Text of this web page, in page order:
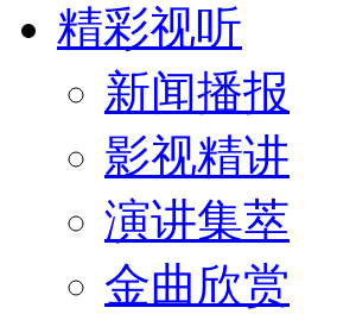
精彩视听
新闻播报
影视精讲
演讲集萃
金曲欣赏